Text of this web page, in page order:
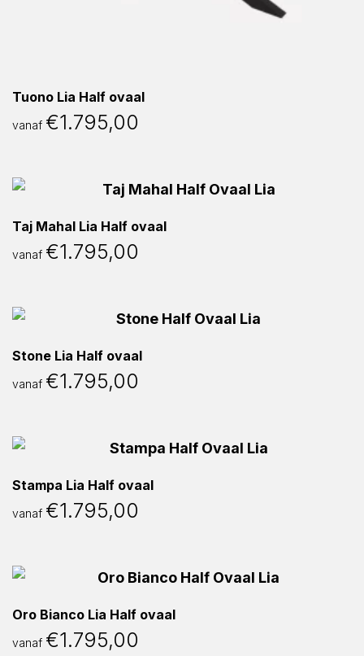
Tuono Lia Half ovaal
vanaf €1.795,00
Taj Mahal Lia Half ovaal
vanaf €1.795,00
Stone Lia Half ovaal
vanaf €1.795,00
Stampa Lia Half ovaal
vanaf €1.795,00
Oro Bianco Lia Half ovaal
vanaf €1.795,00